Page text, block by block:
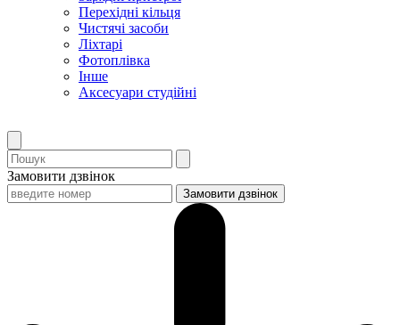
Перехідні кільця
Чистячі засоби
Ліхтарі
Фотоплівка
Інше
Аксесуари студійні
Замовити дзвінок